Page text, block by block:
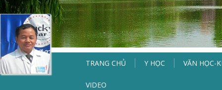
TRANG CHỦ Y HỌC VĂN HỌC-
VIDEO